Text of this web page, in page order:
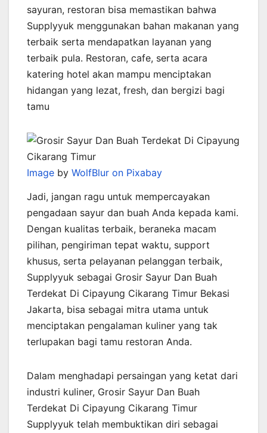
sayuran, restoran bisa memastikan bahwa
Supplyyuk menggunakan bahan makanan yang
terbaik serta mendapatkan layanan yang
terbaik pula. Restoran, cafe, serta acara
katering hotel akan mampu menciptakan
hidangan yang lezat, fresh, dan bergizi bagi
tamu
Image by WolfBlur on Pixabay
Jadi, jangan ragu untuk mempercayakan
pengadaan sayur dan buah Anda kepada kami.
Dengan kualitas terbaik, beraneka macam
pilihan, pengiriman tepat waktu, support
khusus, serta pelayanan pelanggan terbaik,
Supplyyuk sebagai Grosir Sayur Dan Buah
Terdekat Di Cipayung Cikarang Timur Bekasi
Jakarta, bisa sebagai mitra utama untuk
menciptakan pengalaman kuliner yang tak
terlupakan bagi tamu restoran Anda.
Dalam menghadapi persaingan yang ketat dari
industri kuliner, Grosir Sayur Dan Buah
Terdekat Di Cipayung Cikarang Timur
Supplyyuk telah membuktikan diri sebagai